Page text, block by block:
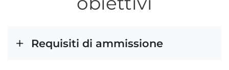
Requisiti di ammissione